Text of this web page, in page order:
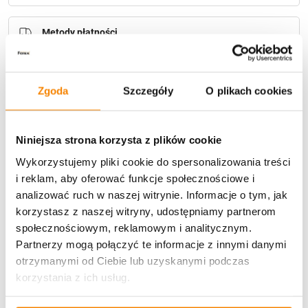
Zgoda Szczegóły O plikach cookies
Niniejsza strona korzysta z plików cookie
Wykorzystujemy pliki cookie do spersonalizowania treści
i reklam, aby oferować funkcje społecznościowe i
analizować ruch w naszej witrynie. Informacje o tym, jak
korzystasz z naszej witryny, udostępniamy partnerom
społecznościowym, reklamowym i analitycznym.
Partnerzy mogą połączyć te informacje z innymi danymi
otrzymanymi od Ciebie lub uzyskanymi podczas
korzystania z ich usług.
hurtowniiPrzejdź do hurtowni B2B
Metody płatności
Opis produktu
Specyfikacja